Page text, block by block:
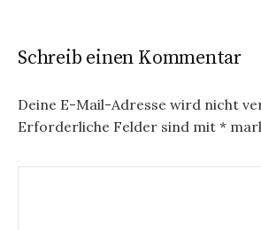
Schreib einen Kommentar
Deine E-Mail-Adresse wird nicht
Erforderliche Felder sind mit *